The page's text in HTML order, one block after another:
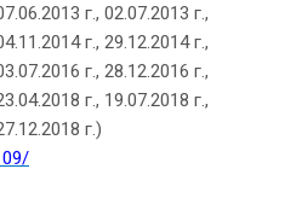
г., 02.07.2013 г.,
г., 29.12.2014 г.,
г., 28.12.2016 г.,
г., 19.07.2018 г.,
г.)